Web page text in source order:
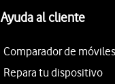
Ayuda al cliente
Comparador de móviles
Repara tu dispositivo